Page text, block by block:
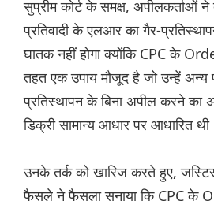
सुप्रीम कोर्ट के समक्ष, अपीलकर्ताओं ने
प्रतिवादी के एलआर का गैर-
घातक नहीं होगा क्योंकि CPC के
तहत एक उपाय मौजूद है जो उन्हें अन्य
प्रतिस्थापन के बिना अपील करने का
डिक्री सामान्य आधार पर आधारित
उनके तर्क को खारिज करते हुए, जस्टिस
फैसले ने फैसला सुनाया कि CPC के